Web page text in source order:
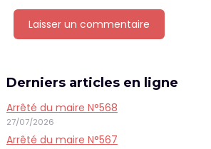
Derniers articles en ligne
Arrêté du maire N°568
27/07/2026
Arrêté du maire N°567